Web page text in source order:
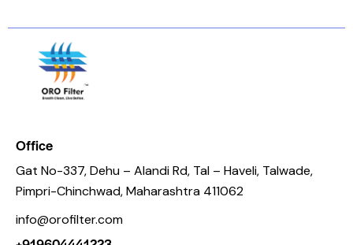
Office
Gat No-337, Dehu – Alandi Rd, Tal – Haveli, Talwade,
Pimpri-Chinchwad, Maharashtra 411062
info@orofilter.com